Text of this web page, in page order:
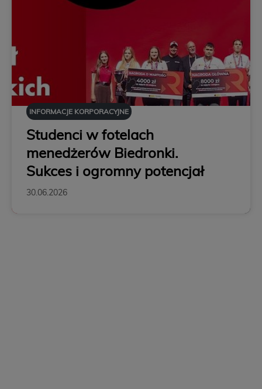
INFORMACJE KORPORACYJNE
Studenci w fotelach
menedżerów Biedronki.
Sukces i ogromny potencjał
30.06.2026